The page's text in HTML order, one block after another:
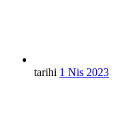
tarihi 1 Nis 2023